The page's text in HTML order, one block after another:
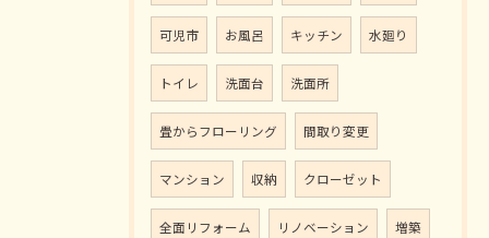
可児市 お風呂 キッチン 水廻り
トイレ 洗面台 洗面所
畳からフローリング 間取り変更
マンション 収納 クローゼット
全面リフォーム リノベーション 増築